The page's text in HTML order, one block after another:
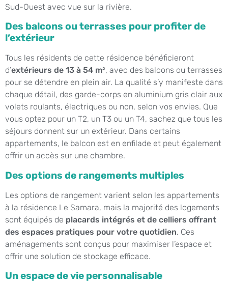
Sud-Ouest avec vue sur la rivière.
Des balcons ou terrasses pour profiter de
l’extérieur
Tous les résidents de cette résidence bénéficieront
d’extérieurs de 13 à 54 m², avec des balcons ou terrasses
pour se détendre en plein air. La qualité s’y manifeste dans
chaque détail, des garde-corps en aluminium gris clair aux
volets roulants, électriques ou non, selon vos envies. Que
vous optez pour un T2, un T3 ou un T4, sachez que tous les
séjours donnent sur un extérieur. Dans certains
appartements, le balcon est en enfilade et peut également
offrir un accès sur une chambre.
Des options de rangements multiples
Les options de rangement varient selon les appartements
à la résidence Le Samara, mais la majorité des logements
sont équipés de placards intégrés et de celliers offrant
des espaces pratiques pour votre quotidien. Ces
aménagements sont conçus pour maximiser l’espace et
offrir une solution de stockage efficace.
Un espace de vie personnalisable